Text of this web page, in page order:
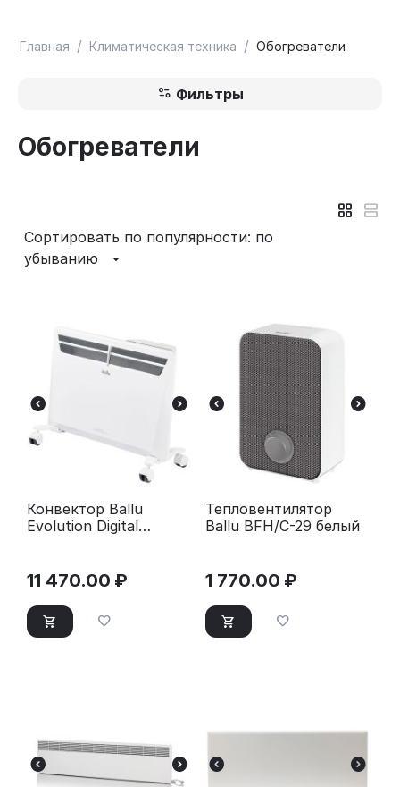
Главная / Климатическая техника / Обогреватели
Фильтры
Обогреватели
Сортировать по популярности: по
убыванию
Конвектор Ballu
Evolution Digital
11 470.00 ₽
Тепловентилятор
Ballu BFH/С-29 белый
1 770.00 ₽